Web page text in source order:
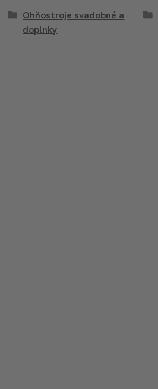
Ohňostroje svadobné a
doplnky